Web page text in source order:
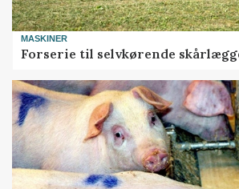
MASKINER
Forserie til selvkørende